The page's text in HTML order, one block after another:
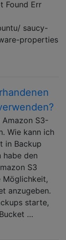
Found Err
saucy-
properties
Amazon S3-
Wie kann ich
in Backup
habe den
S3
Möglichkeit,
anzugeben.
starte,
…